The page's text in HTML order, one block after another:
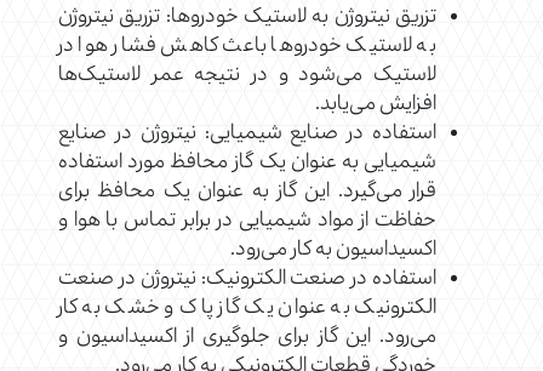
تزریق نیتروژن به لاستیک خودروها: تزریق نیتروژن
به لاستیک خودروها باعث کاهش فشار هوا در
لاستیک می‌شود و در نتیجه عمر لاستیک‌ها
افزایش می‌یابد.
استفاده در صنایع شیمیایی: نیتروژن در صنایع
شیمیایی به عنوان یک گاز محافظ مورد استفاده
قرار می‌گیرد. این گاز به عنوان یک محافظ برای
حفاظت از مواد شیمیایی در برابر تماس با هوا و
اکسیداسیون به کار می‌رود.
استفاده در صنعت الکترونیک: نیتروژن در صنعت
الکترونیک به عنوان یک گاز پاک و خشک به کار
می‌رود. این گاز برای جلوگیری از اکسیداسیون و